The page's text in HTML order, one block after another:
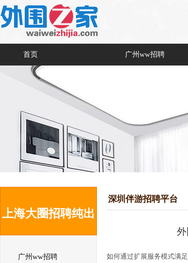
首页 广州ww招聘
上海大圈招聘纯出
女孩
广州ww招聘
深圳伴游招聘平台
如何通过扩展服务模式满